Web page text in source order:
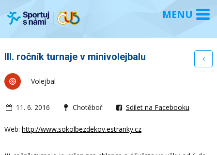
III. ročník turnaje v minivolejbalu
Volejbal
11. 6. 2016 Chotěboř Sdílet na Facebooku
Web: http://www.sokolbezdekov.estranky.cz